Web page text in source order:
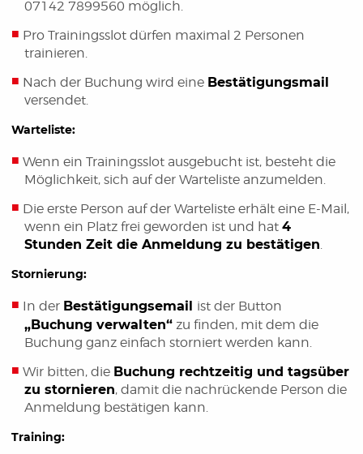
07142 7899560 möglich.
Pro Trainingsslot dürfen maximal 2 Personen
trainieren.
Nach der Buchung wird eine Bestätigungsmail
versendet.
Warteliste:
Wenn ein Trainingsslot ausgebucht ist, besteht die
Möglichkeit, sich auf der Warteliste anzumelden.
Die erste Person auf der Warteliste erhält eine E-Mail,
wenn ein Platz frei geworden ist und hat 4
Stunden Zeit die Anmeldung zu bestätigen.
Stornierung:
In der Bestätigungsemail ist der Button
„Buchung verwalten“ zu finden, mit dem die
Buchung ganz einfach storniert werden kann.
Wir bitten, die Buchung rechtzeitig und tagsüber
zu stornieren, damit die nachrückende Person die
Anmeldung bestätigen kann.
Training: